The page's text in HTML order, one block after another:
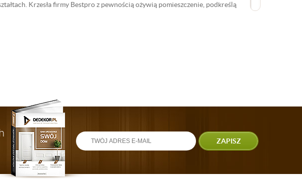
Krzesła firmy Bestpro z pewnością ożywią pomieszczenie, podkreślą
ZAPISZ